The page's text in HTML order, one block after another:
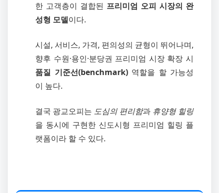
한 고객층이 결합된 프리미엄 오피 시장의 완
성형 모델이다.
시설, 서비스, 가격, 편의성의 균형이 뛰어나며,
향후 수원·용인·분당권 프리미엄 시장 확장 시
품질 기준선(benchmark)역할을 할 가능성
이 높다.
결국 광교오피는 도심의 편리함과 휴양형 힐링
을 동시에 구현한 신도시형 프리미엄 힐링 플
랫폼이라 할 수 있다.